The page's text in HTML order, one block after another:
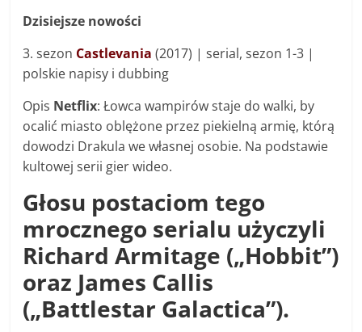
Dzisiejsze nowości
3. sezon Castlevania (2017) |serial, sezon 1-3 |
polskie napisy i dubbing
Opis Netflix: Łowca wampirów staje do walki, by
ocalić miasto oblężone przez piekielną armię, którą
dowodzi Drakula we własnej osobie. Na podstawie
kultowej serii gier wideo.
Głosu postaciom tego
mrocznego serialu użyczyli
Richard Armitage („Hobbit”)
oraz James Callis
(„Battlestar Galactica”).